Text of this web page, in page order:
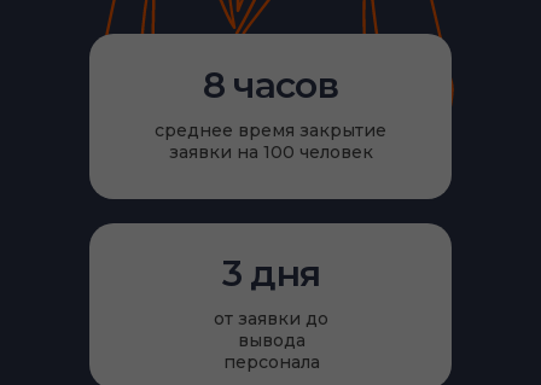
3 дня
от заявки до
вывода
персонала
8 часов
среднее время закрытие
заявки на 100 человек